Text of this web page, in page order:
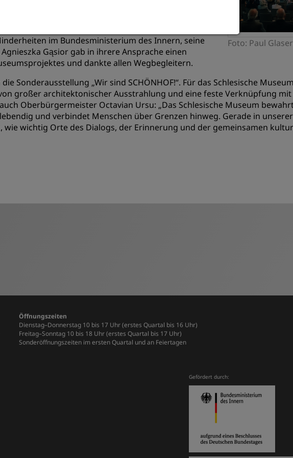
Foto: Paul
der Landsmannschaft Schlesien – Nieder und
Nationalmuseums Breslau, Prof. Dr. hab. Piotr
übermittelte Dr. Bernd Fabritius, der Beauftragte
im Bundesministerium des Innern, seine
Gąsior gab in ihrere Ansprache einen
und dankte allen Wegbegleitern.
Sonderausstellung „Wir sind SCHÖNHOF!“. Für das Schlesische
großer architektonischer Ausstrahlung und eine feste Verknüpfung
Oberbürgermeister Octavian Ursu: „Das Schlesische Museum
und verbindet Menschen über Grenzen hinweg. Gerade in
wie wichtig Orte des Dialogs, der Erinnerung und der gemeinsamen
Öffnungszeiten
Dienstag–Donnerstag 10 bis 17 Uhr (erstes Quartal bis 16 Uhr)
Freitag–Sonntag 10 bis 18 Uhr (erstes Quartal bis 17 Uhr)
Sonderöffnungszeiten im ersten Quartal und an Feiertagen
Gefördert durch: